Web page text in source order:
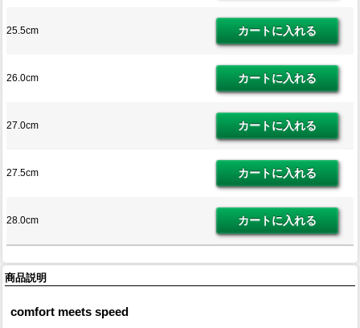
25.5cm
26.0cm
27.0cm
27.5cm
28.0cm
商品説明
comfort meets speed